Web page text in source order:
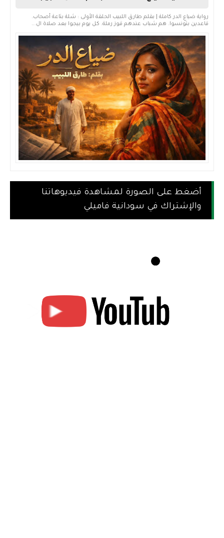
رواية ضياع الدر كاملة | بقلم طارق اللبيب الحلقة الأولى : شلة بتاعة أصحاب.
قاعدين بتونسوا. هم شباب عندهم قوز رملة. كل يوم بيجوا بعد صلاة ال...
أضغط على الصورة لمشاهدة فيديوهاتنا
والإشتراك في سودانية فاميلي